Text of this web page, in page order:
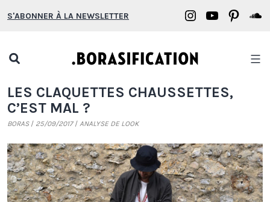
au
S'ABONNER À LA NEWSLETTER
Borasification
popup
LES CLAQUETTES CHAUSSETTES,
C’EST MAL ?
BORAS 25/09/2017 ANALYSE DE LOOK